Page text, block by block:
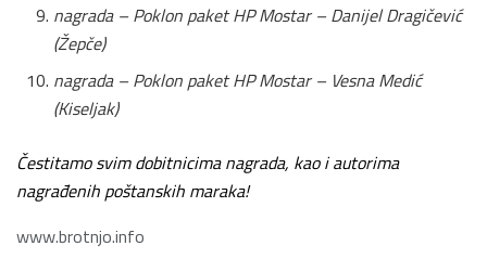
nagrada – Poklon paket HP Mostar – Danijel Dragičević
(Žepče)
nagrada – Poklon paket HP Mostar – Vesna Medić
(Kiseljak)
Čestitamo svim dobitnicima nagrada, kao i autorima
nagrađenih poštanskih maraka!
www.brotnjo.info